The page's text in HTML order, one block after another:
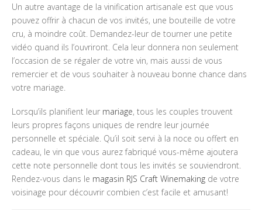
Un autre avantage de la vinification artisanale est que vous
pouvez offrir à chacun de vos invités, une bouteille de votre
cru, à moindre coût. Demandez-leur de tourner une petite
vidéo quand ils l’ouvriront. Cela leur donnera non seulement
l’occasion de se régaler de votre vin, mais aussi de vous
remercier et de vous souhaiter à nouveau bonne chance dans
votre mariage.
Lorsqu’ils planifient leur mariage, tous les couples trouvent
leurs propres façons uniques de rendre leur journée
personnelle et spéciale. Qu’il soit servi à la noce ou offert en
cadeau, le vin que vous aurez fabriqué vous-même ajoutera
cette note personnelle dont tous les invités se souviendront.
Rendez-vous dans le magasin RJS Craft Winemaking de votre
voisinage pour découvrir combien c’est facile et amusant!